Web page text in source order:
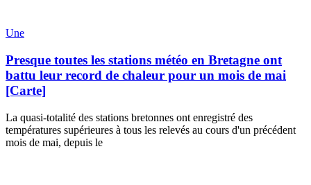
Une
Presque toutes les stations météo en Bretagne ont
battu leur record de chaleur pour un mois de mai
[Carte]
La quasi-totalité des stations bretonnes ont enregistré des
températures supérieures à tous les relevés au cours d'un précédent
mois de mai, depuis le